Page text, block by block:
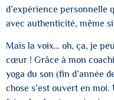
d’expérience personnelle
avec authenticité, même
Mais la voix… oh, ça, je
cœur ! Grâce à mon
yoga du son (fin d’année
chose s’est ouvert en